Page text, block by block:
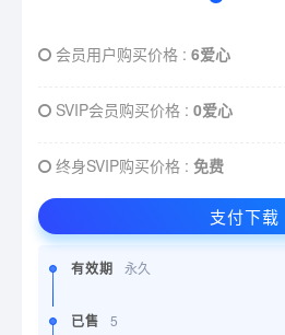
会员用户购买价格 : 6爱心
SVIP会员购买价格 : 0爱心
终身SVIP购买价格 : 免费
支付下载
有效期 永久
已售 5